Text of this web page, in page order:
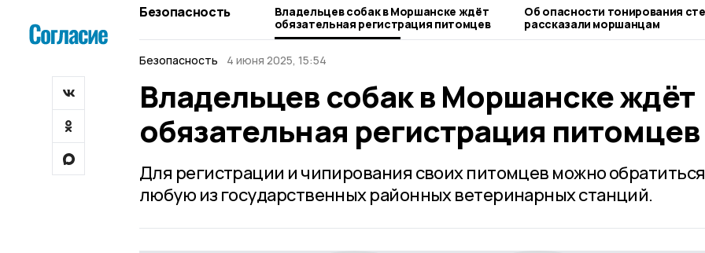
Безопасность
Владельцев собак в Моршанске ждёт
обязательная регистрация питомцев
Об опасности тонирования
рассказали моршанцам
Безопасность 4 июня 2025, 15:54
Владельцев собак в Моршанске ждёт
обязательная регистрация питомцев
Для регистрации и чипирования своих питомцев можно
любую из государственных районных ветеринарных станций.